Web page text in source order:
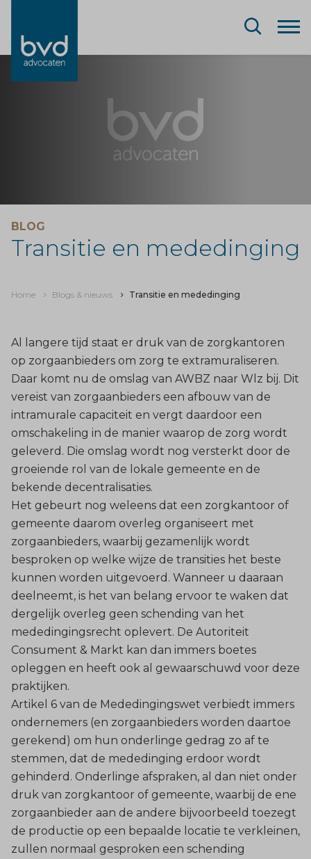
BLOG
Transitie en mededinging
Home Blogs & nieuws Transitie en mededinging
Al langere tijd staat er druk van de zorgkantoren
op zorgaanbieders om zorg te extramuraliseren.
Daar komt nu de omslag van AWBZ naar Wlz bij. Dit
vereist van zorgaanbieders een afbouw van de
intramurale capaciteit en vergt daardoor een
omschakeling in de manier waarop de zorg wordt
geleverd. Die omslag wordt nog versterkt door de
groeiende rol van de lokale gemeente en de
bekende decentralisaties.
Het gebeurt nog weleens dat een zorgkantoor of
gemeente daarom overleg organiseert met
zorgaanbieders, waarbij gezamenlijk wordt
besproken op welke wijze de transities het beste
kunnen worden uitgevoerd. Wanneer u daaraan
deelneemt, is het van belang ervoor te waken dat
dergelijk overleg geen schending van het
mededingingsrecht oplevert. De Autoriteit
Consument & Markt kan dan immers boetes
opleggen en heeft ook al gewaarschuwd voor deze
praktijken.
Artikel 6 van de Mededingingswet verbiedt immers
ondernemers (en zorgaanbieders worden daartoe
gerekend) om hun onderlinge gedrag zo af te
stemmen, dat de mededinging erdoor wordt
gehinderd. Onderlinge afspraken, al dan niet onder
druk van zorgkantoor of gemeente, waarbij de ene
zorgaanbieder aan de andere bijvoorbeeld toezegt
de productie op een bepaalde locatie te verkleinen,
zullen normaal gesproken een schending